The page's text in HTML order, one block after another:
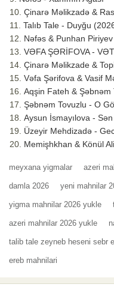
Çinarə Məlikzadə &
Talıb Tale - Duyğu
Nəfəs & Punhan
VƏFA ŞƏRİFOVA -
Çinarə Məlikzade &
Vəfa Şərifova & Vasif
Aqşin Fateh & Şəbnəm
Şəbnəm Tovuzlu - O
Aysun İsmayılova -
Üzeyir Mehdizadə -
Memişhkhan & Könül
meyxana yigmalar azeri
damla 2026 yeni mahnilar
yigma mahnilar 2026 yukle
azeri mahnilar 2026 yukle
talib tale zeyneb heseni sebr
ereb mahnilari